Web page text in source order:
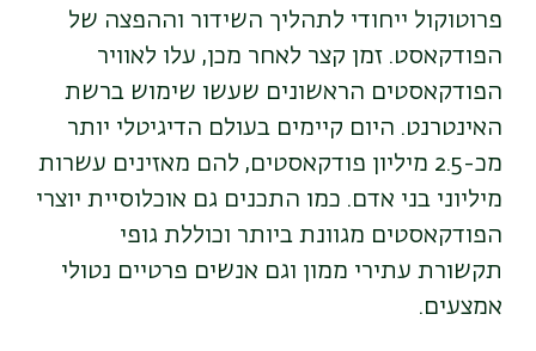
פרוטוקול ייחודי לתהליך השידור וההפצה של
הפודקאסט. זמן קצר לאחר מכן, עלו לאוויר
הפודקאסטים הראשונים שעשו שימוש ברשת
האינטרנט. היום קיימים בעולם הדיגיטלי יותר
מכ-2.5 מיליון פודקאסטים, להם מאזינים עשרות
מיליוני בני אדם. כמו התכנים גם אוכלוסיית יוצרי
הפודקאסטים מגוונת ביותר וכוללת גופי
תקשורת עתירי ממון וגם אנשים פרטיים נטולי
אמצעים.